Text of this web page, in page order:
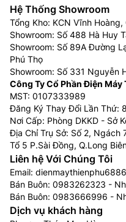
Hệ Thống Showroom
Tổng Kho: KCN Vĩnh
Showroom: Số 488 Hà Huy
Showroom: Số 89A Đường
Phú Thọ
Showroom: Số 331 Nguyễn
Công Ty Cổ Phần Điện Máy
MST: 0107333989
Đăng Ký Thay Đổi Lần Thứ:
Nơi Cấp: Phòng DKKD - Sở
Địa Chỉ Trụ Sở: Số 2, Ngách
Tổ 5 P.Sài Đồng, Q.Long
Liên hệ Với Chúng Tôi
Email:
Bán Buôn: 0983262323 -
Bán Buôn: 0983666996 -
Dịch vụ khách hàng